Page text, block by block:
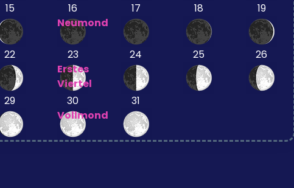
15
16
Neumond
17 18 19
22
23
Erstes
Viertel
24 25 26
29
30
Vollmond
31